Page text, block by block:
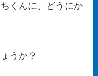
くんに、どうにか
うか？